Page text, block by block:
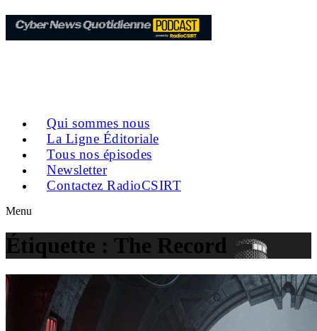
Qui sommes nous
La Ligne Éditoriale
Tous nos épisodes
Newsletter
Contactez RadioCSIRT
Menu
Étiquette : The Record